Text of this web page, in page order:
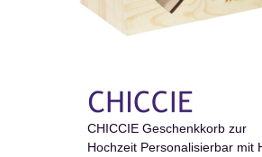
CHICCIE Geschenkkorb zur
Hochzeit Personalisierbar mit